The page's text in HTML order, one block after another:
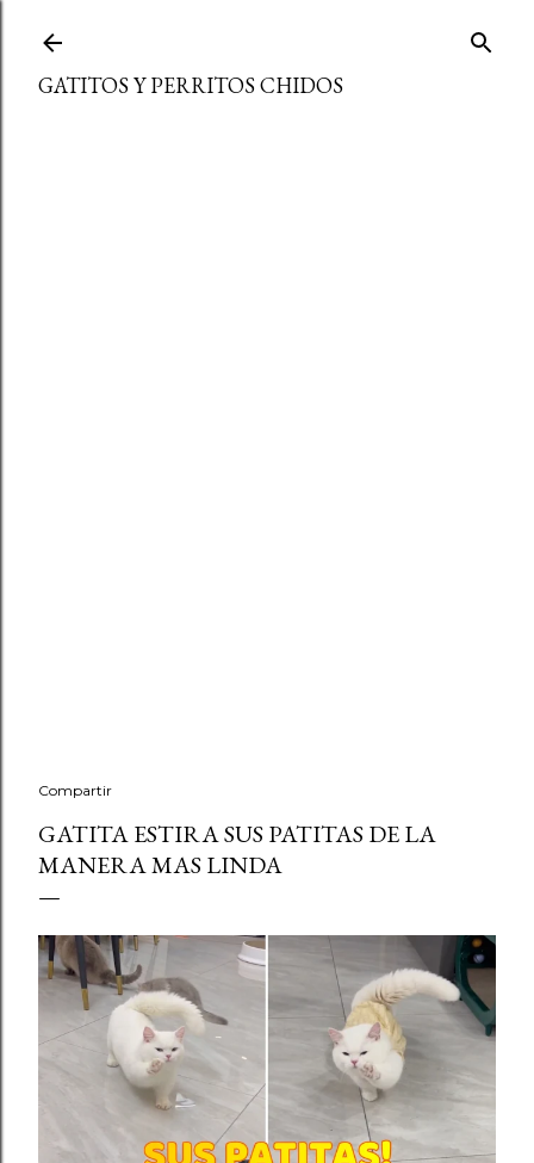
GATITOS Y PERRITOS CHIDOS
Compartir
GATITA ESTIRA SUS PATITAS DE LA
MANERA MAS LINDA